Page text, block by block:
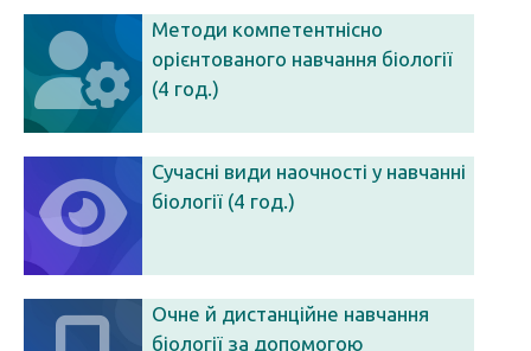
Методи компетентнісно
орієнтованого навчання біології
(4 год.)
Сучасні види наочності у навчанні
біології (4 год.)
Очне й дистанційне навчання
біології за допомогою